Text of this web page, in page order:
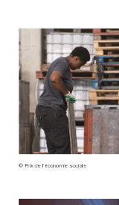
© Prix de l'économie sociale